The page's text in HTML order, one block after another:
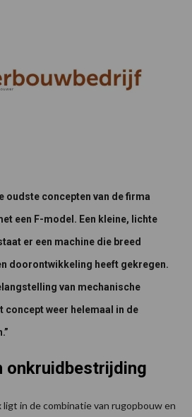
oudste concepten van de firma
een F-model. Een kleine, lichte
er een machine die breed
doorontwikkeling heeft gekregen.
van mechanische
weer helemaal in de
onkruidbestrijding
ligt in de combinatie van rugopbouw en